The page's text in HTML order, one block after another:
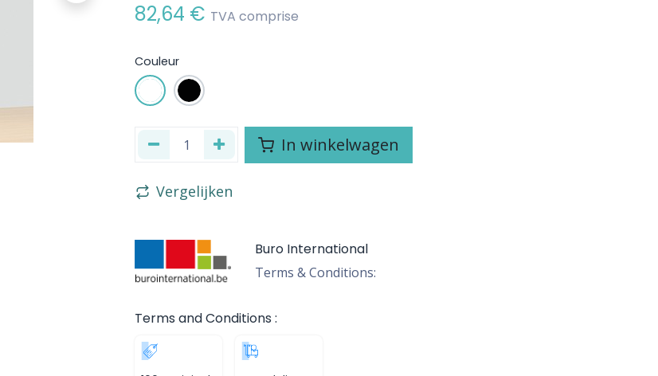
82,64 € TVA comprise
Couleur
In winkelwagen
Vergelijken
Buro International
Terms & Conditions:
Terms and Conditions :